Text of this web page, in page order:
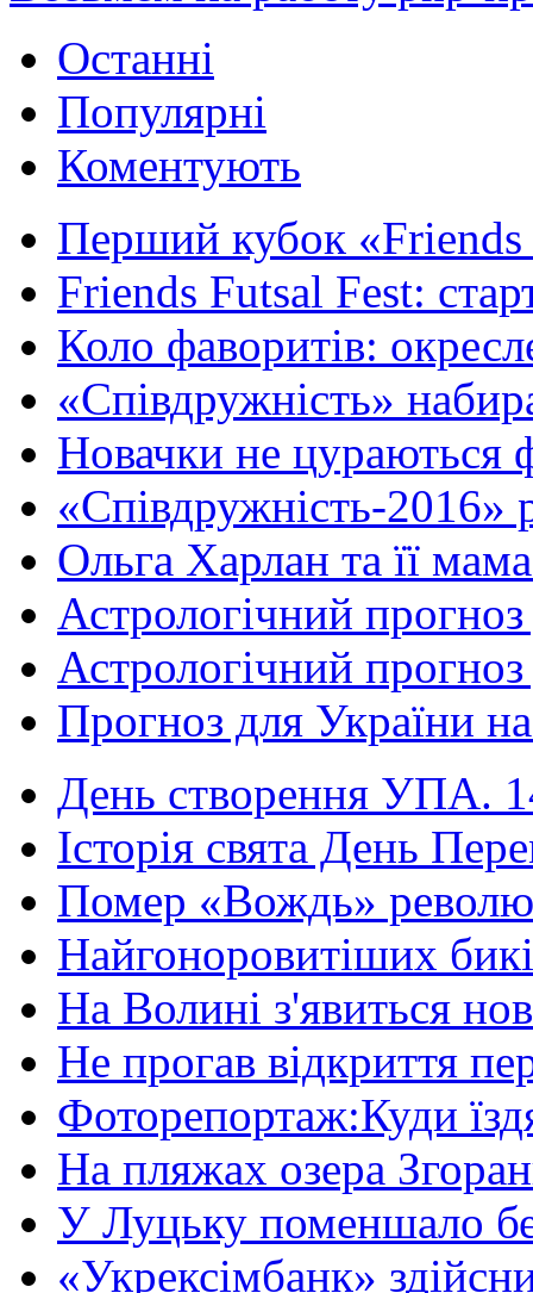
Останні
Популярні
Коментують
Перший кубок «Friends
Friends Futsal Fest:
Коло фаворитів:
«Співдружність»
Новачки не цураються
«Співдружність-2016»
Ольга Харлан та її
Астрологічний
Астрологічний
Прогноз для України
День створення УПА.
Історія свята День
Помер «Вождь»
Найгоноровитіших
На Волині з'явиться
Не прогав відкриття
Фоторепортаж:Куди
На пляжах озера
У Луцьку поменшало
«Укрексімбанк»